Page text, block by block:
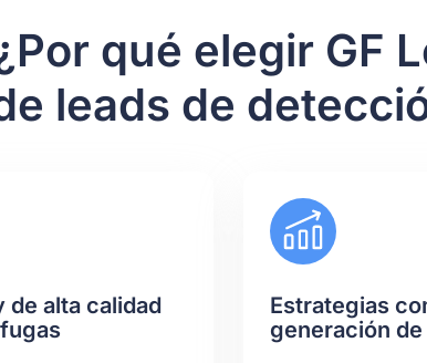
qué elegir GF
leads de
de alta calidad
Estrategias
generación